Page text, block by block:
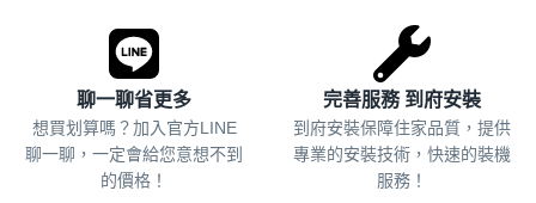
聊一聊省更多
想買划算嗎？加入官方LINE
聊一聊，一定會給您意想不到
的價格！
完善服務 到府安裝
到府安裝保障住家品質，提供
專業的安裝技術，快速的裝機
服務！